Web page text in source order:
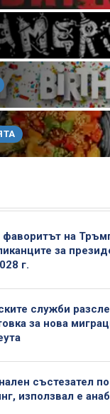
фаворитът на
за
г.
служби
за нова
състезател
използвал е